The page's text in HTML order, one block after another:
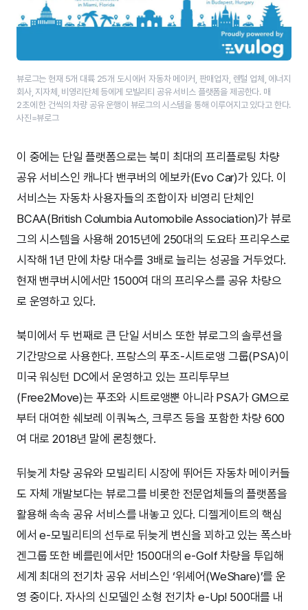
뷰로그는 현재 5개 대륙 25개 도시에서 자동차 메이커, 판매업자, 렌털 업체, 에너지
회사, 지자체, 비영리단체 등에게 모빌리티 공유 서비스 플랫폼을 제공한다. 매
2초에 한 건씩의 차량 공유 운행이 뷰로그의 시스템을 통해 이루어지고 있다고 한다.
사진=뷰로그
이 중에는 단일 플랫폼으로는 북미 최대의 프리플로팅 차량
공유 서비스인 캐나다 밴쿠버의 에보카(Evo Car)가 있다. 이
서비스는 자동차 사용자들의 조합이자 비영리 단체인
BCAA(British Columbia Automobile Association)가 뷰로
그의 시스템을 사용해 2015년에 250대의 도요타 프리우스로
시작해 1년 만에 차량 대수를 3배로 늘리는 성공을 거두었다.
현재 밴쿠버시에서만 1500여 대의 프리우스를 공유 차량으
로 운영하고 있다.
북미에서 두 번째로 큰 단일 서비스 또한 뷰로그의 솔루션을
기간망으로 사용한다. 프랑스의 푸조-시트로앵 그룹(PSA)이
미국 워싱턴 DC에서 운영하고 있는 프리투무브
(Free2Move)는 푸조와 시트로앵뿐 아니라 PSA가 GM으로
부터 대여한 쉐보레 이쿼녹스, 크루즈 등을 포함한 차량 600
여 대로 2018년 말에 론칭했다.
뒤늦게 차량 공유와 모빌리티 시장에 뛰어든 자동차 메이커들
도 자체 개발보다는 뷰로그를 비롯한 전문업체들의 플랫폼을
활용해 속속 공유 서비스를 내놓고 있다. 디젤게이트의 핵심
에서 e-모빌리티의 선두로 뒤늦게 변신을 꾀하고 있는 폭스바
겐그룹 또한 베를린에서만 1500대의 e-Golf 차량을 투입해
세계 최대의 전기차 공유 서비스인 ‘위셰어(WeShare)’를 운
영 중이다. 자사의 신모델인 소형 전기차 e-Up! 500대를 내